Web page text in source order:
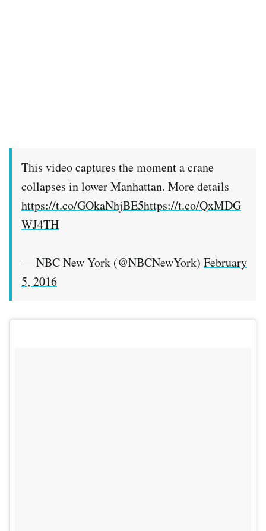
This video captures the moment a crane
collapses in lower Manhattan. More details
https://t.co/GOkaNhjBE5https://t.co/QxMDG
WJ4TH
— NBC New York (@NBCNewYork) February
5, 2016